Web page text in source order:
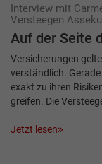
Interview mit
Versteegen
Auf der Seite
Versicherungen
verständlich.
exakt zu ihren
greifen. Die
Jetzt lesen